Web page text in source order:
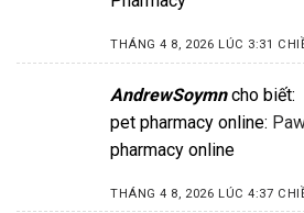
THÁNG 4 8, 2026 LÚC 3:31
AndrewSoymn cho biết:
pet pharmacy online:
pharmacy online
THÁNG 4 8, 2026 LÚC 4:37